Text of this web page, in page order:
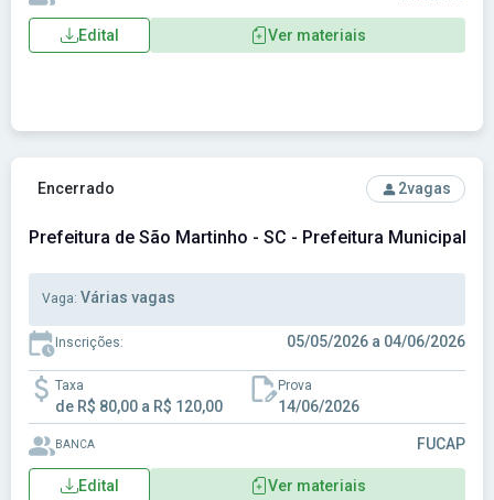
Edital Ver materiais
Ver concurso: Prefeitura de São Martinho - SC - Prefeitura
Encerrado 2vagas
Prefeitura de São Martinho - SC - Prefeitura Municipal
Vaga: Várias vagas
Inscrições: 05/05/2026 a 04/06/2026
Taxa
de R$ 80,00 a R$ 120,00
Prova
14/06/2026
BANCA FUCAP
Edital Ver materiais